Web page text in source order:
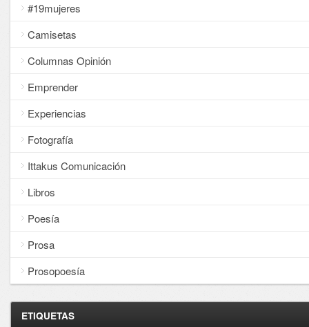
#19mujeres
Camisetas
Columnas Opinión
Emprender
Experiencias
Fotografía
Ittakus Comunicación
Libros
Poesía
Prosa
Prosopoesía
ETIQUETAS